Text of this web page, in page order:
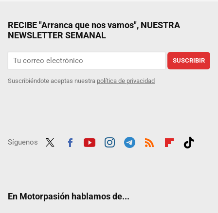
RECIBE "Arranca que nos vamos", NUESTRA
NEWSLETTER SEMANAL
SUSCRIBIR
Suscribiéndote aceptas nuestra política de privacidad
Síguenos
En Motorpasión hablamos de...